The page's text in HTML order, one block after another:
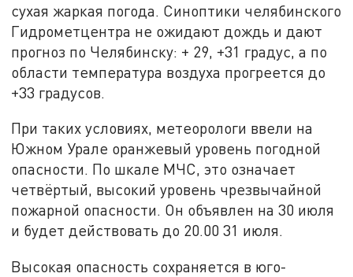
сухая жаркая погода. Синоптики челябинского
Гидрометцентра не ожидают дождь и дают
прогноз по Челябинску: + 29, +31 градус, а по
области температура воздуха прогреется до
+33 градусов.
При таких условиях, метеорологи ввели на
Южном Урале оранжевый уровень погодной
опасности. По шкале МЧС, это означает
четвёртый, высокий уровень чрезвычайной
пожарной опасности. Он объявлен на 30 июля
и будет действовать до 20.00 31 июля.
Высокая опасность сохраняется в юго-